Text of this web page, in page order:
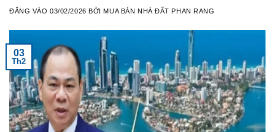
ĐĂNG VÀO03/02/2026 BỞI MUA BÁN NHÀ ĐẤT PHAN RANG
03
Th2